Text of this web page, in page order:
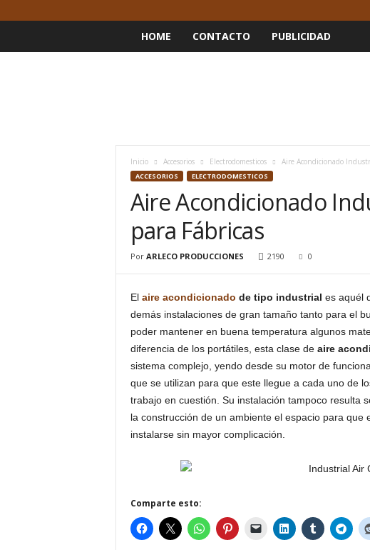
HOME CONTACTO PUBLICIDAD
Inicio Accesorios Electrodomesticos Aire Acondicionado
ACCESORIOS ELECTRODOMESTICOS
Aire Acondicionado
para Fábricas
Por ARLECO PRODUCCIONES 2190 0
El aire acondicionado de tipo industrial es aquél
demás instalaciones de gran tamaño tanto para el
poder mantener en buena temperatura algunos
diferencia de los portátiles, esta clase de aire
sistema complejo, yendo desde su motor de
que se utilizan para que este llegue a cada uno de
trabajo en cuestión. Su instalación tampoco resulta
la construcción de un ambiente el espacio para que
instalarse sin mayor complicación.
Comparte esto: